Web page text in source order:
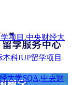
科IUP留学项目